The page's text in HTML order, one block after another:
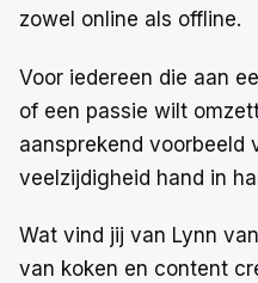
zowel online als offline.
Voor iedereen die aan
of een passie wilt
aansprekend voorbeeld
veelzijdigheid hand in
Wat vind jij van Lynn
van koken en content